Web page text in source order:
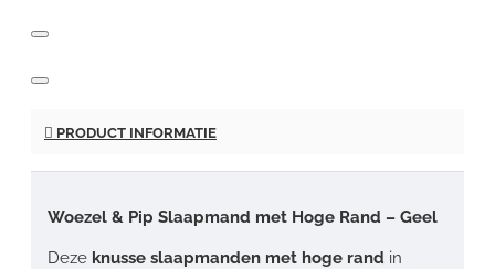
PRODUCT INFORMATIE
Woezel & Pip Slaapmand met Hoge Rand – Geel
Deze knusse slaapmanden met hoge rand in